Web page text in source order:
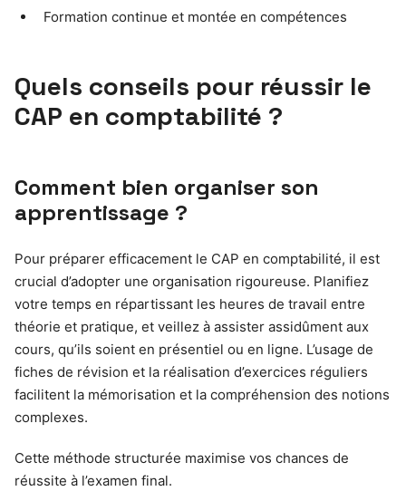
Formation continue et montée en compétences
Quels conseils pour réussir le
CAP en comptabilité ?
Comment bien organiser son
apprentissage ?
Pour préparer efficacement le CAP en comptabilité, il est
crucial d’adopter une organisation rigoureuse. Planifiez
votre temps en répartissant les heures de travail entre
théorie et pratique, et veillez à assister assidûment aux
cours, qu’ils soient en présentiel ou en ligne. L’usage de
fiches de révision et la réalisation d’exercices réguliers
facilitent la mémorisation et la compréhension des notions
complexes.
Cette méthode structurée maximise vos chances de
réussite à l’examen final.